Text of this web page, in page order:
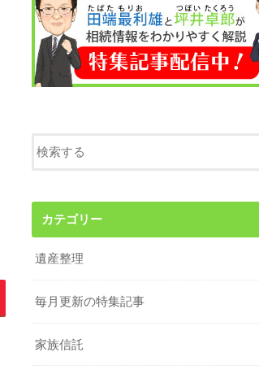
カテゴリー
遺産整理
毎月更新の特集記事
家族信託